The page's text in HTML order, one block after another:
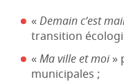
«Demain c’est
transition
«Ma ville et moi»
municipales ;